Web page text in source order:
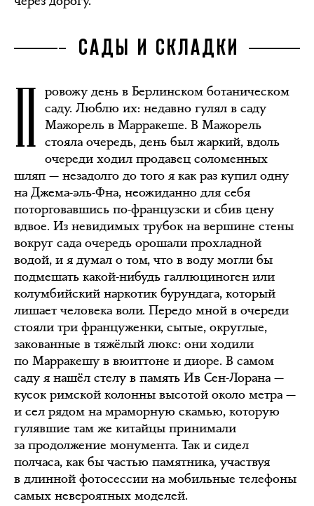
САДЫ И СКЛАДКИ
П ровожу день в Берлинском ботаническом
саду. Люблю их: недавно гулял в саду
Мажорель в Марракеше. В Мажорель
стояла очередь, день был жаркий, вдоль
очереди ходил продавец соломенных
шляп — незадолго до того я как раз купил одну
на Джема-эль-Фна, неожиданно для себя
поторговавшись по-французски и сбив цену
вдвое. Из невидимых трубок на вершине стены
вокруг сада очередь орошали прохладной
водой, и я думал о том, что в воду могли бы
подмешать какой-нибудь галлюциноген или
колумбийский наркотик бурундага, который
лишает человека воли. Передо мной в очереди
стояли три француженки, сытые, округлые,
закованные в тяжёлый люкс: они ходили
по Марракешу в вюиттоне и диоре. В самом
саду я нашёл стелу в память Ив Сен-Лорана —
кусок римской колонны высотой около метра —
и сел рядом на мраморную скамью, которую
гулявшие там же китайцы принимали
за продолжение монумента. Так и сидел
полчаса, как бы частью памятника, участвуя
в длинной фотосессии на мобильные телефоны
самых невероятных моделей.